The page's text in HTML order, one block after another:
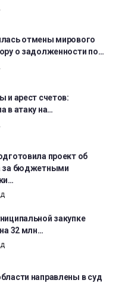
отмены мирового
о задолженности по…
и арест счетов:
в атаку на…
проект об
за бюджетными
закупке
32 млн…
направлены в суд